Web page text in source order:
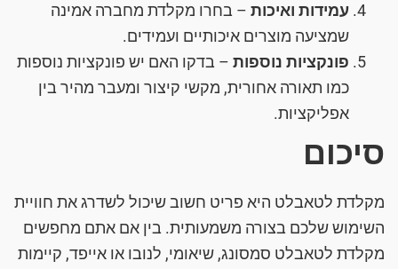
עמידות ואיכות – בחרו מקלדת מחברה אמינה
שמציעה מוצרים איכותיים ועמידים.
פונקציות נוספות – בדקו האם יש פונקציות נוספות
כמו תאורה אחורית, מקשי קיצור ומעבר מהיר בין
אפליקציות.
סיכום
מקלדת לטאבלט היא פריט חשוב שיכול לשדרג את חוויית
השימוש שלכם בצורה משמעותית. בין אם אתם מחפשים
מקלדת לטאבלט סמסונג, שיאומי, לנובו או אייפד, קיימות